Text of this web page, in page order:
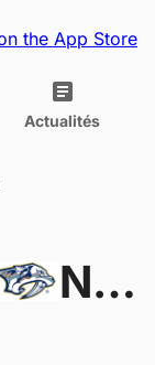
Actualités
Nashville Predators